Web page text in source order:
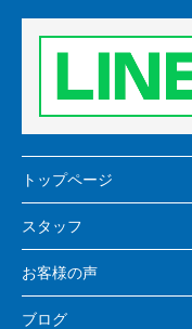
トップページ
スタッフ
お客様の声
ブログ